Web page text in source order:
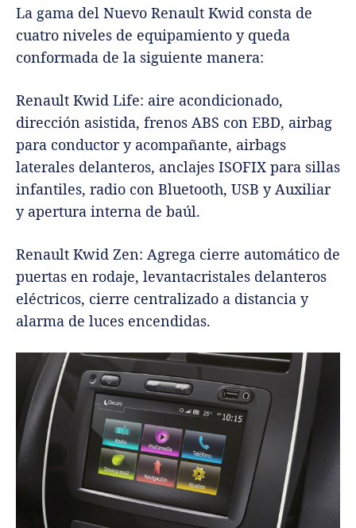
La gama del Nuevo Renault Kwid consta de
cuatro niveles de equipamiento y queda
conformada de la siguiente manera:
Renault Kwid Life: aire acondicionado,
dirección asistida, frenos ABS con EBD, airbag
para conductor y acompañante, airbags
laterales delanteros, anclajes ISOFIX para sillas
infantiles, radio con Bluetooth, USB y Auxiliar
y apertura interna de baúl.
Renault Kwid Zen: Agrega cierre automático de
puertas en rodaje, levantacristales delanteros
eléctricos, cierre centralizado a distancia y
alarma de luces encendidas.